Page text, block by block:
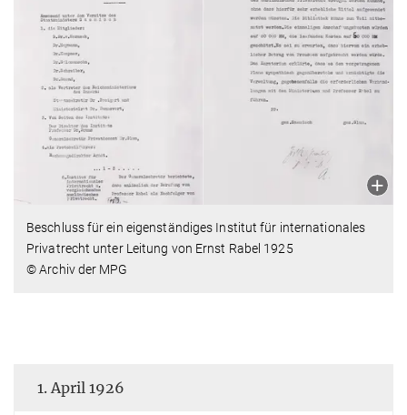
Beschluss für ein eigenständiges Institut für internationales
Privatrecht unter Leitung von Ernst Rabel 1925
© Archiv der MPG
1. April 1926